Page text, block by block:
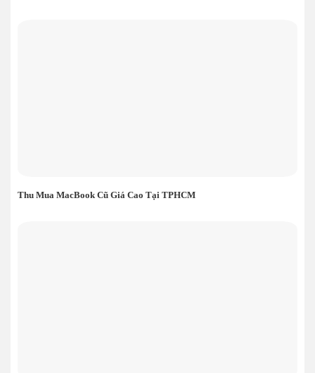
Thu Mua MacBook Cũ Giá Cao Tại TPHCM